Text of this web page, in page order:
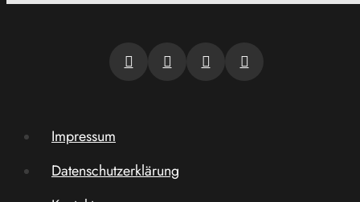
Impressum
Datenschutzerklärung